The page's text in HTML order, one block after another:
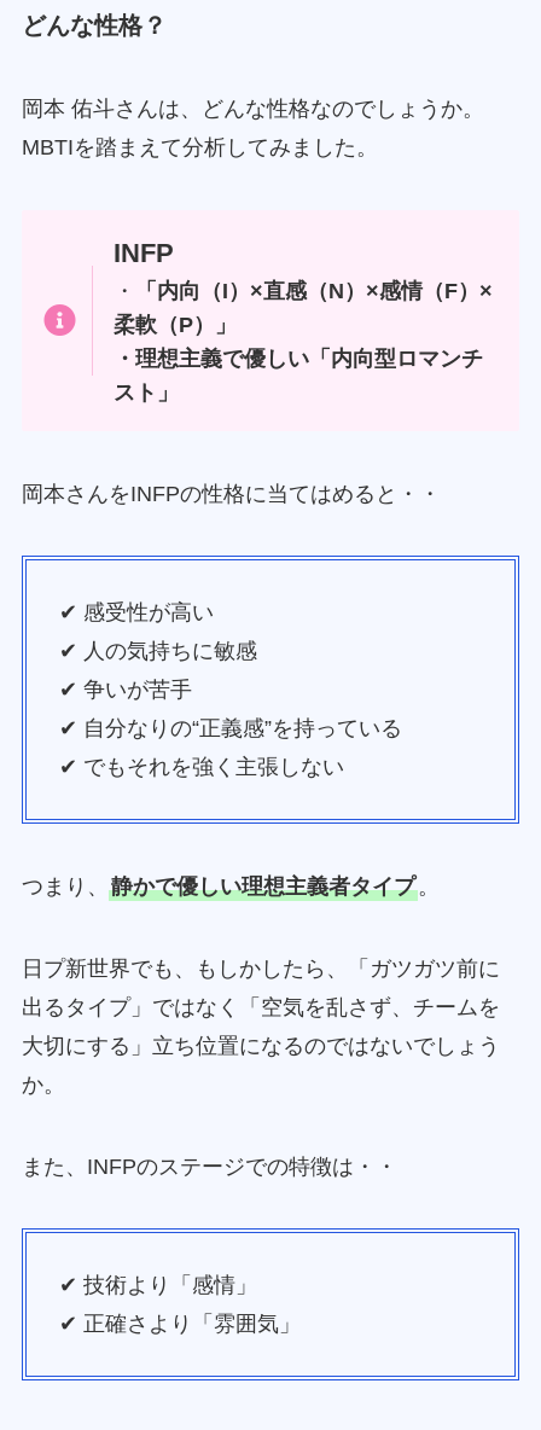
どんな性格？
岡本 佑斗さんは、どんな性格なのでしょうか。
MBTIを踏まえて分析してみました。
INFP
・
「内向（I）×直感（N）×感情（F）×
柔軟（P）」
・理想主義で優しい「内向型ロマンチ
スト」
岡本さんをINFPの性格に当てはめると・・
✔ 感受性が高い
✔ 人の気持ちに敏感
✔ 争いが苦手
✔ 自分なりの“正義感”を持っている
✔ でもそれを強く主張しない
つまり、 静かで優しい理想主義者タイプ。
日プ新世界でも、もしかしたら、「ガツガツ前に
出るタイプ」ではなく「空気を乱さず、チームを
大切にする」立ち位置になるのではないでしょう
か。
また、INFPのステージでの特徴は・・
✔ 技術より「感情」
✔ 正確さより「雰囲気」